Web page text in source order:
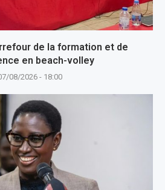
de la formation et de
en beach-volley
08/2026 - 18:00